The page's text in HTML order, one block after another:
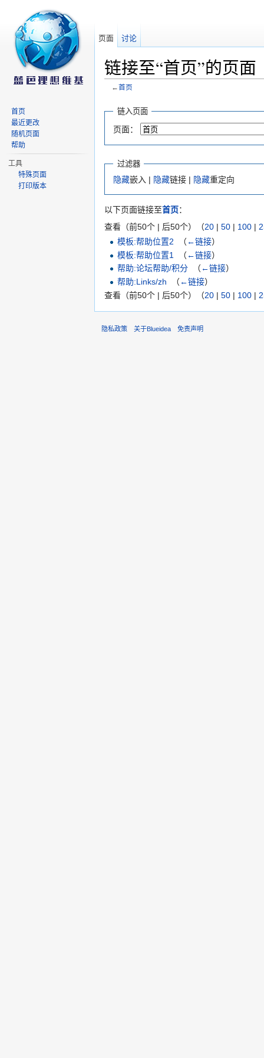
链接至“首页”的页面
←首页
链入页面
页面：
过滤器
隐藏嵌入 | 隐藏链接 | 隐藏重定向
以下页面链接至首页：
查看（前50个 | 后50个）（20 | 50 | 100 |
模板:帮助位置2
（ ←链接）
模板:帮助位置1
（ ←链接）
帮助:论坛帮助/积分
（ ←链接）
帮助:Links/zh
（ ←链接）
查看（前50个 | 后50个）（20 | 50 | 100 |
页面 讨论
首页
最近更改
随机页面
帮助
工具
特殊页面
打印版本
隐私政策 关于Blueidea 免责声明